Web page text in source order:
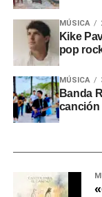
MÚSICA
Kike
pop
MÚSICA
Banda
canción